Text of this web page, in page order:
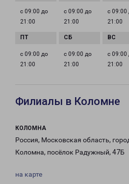
с 09:00 до
21:00
с 09:00 до
21:00
с 09:00
21:00
с 09:00 до
21:00
с 09:00 до
21:00
с 09:00
21:00
Филиалы в Коломне
КОЛОМНА
Россия, Московская область,
Коломна, посёлок Радужный, 47Б
на карте